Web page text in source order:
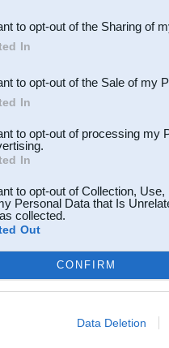
Participants
to opt-out of the Sharing of
In
to opt-out of the Sale of my
In
to opt-out of processing my
In
to opt-out of Collection,
Personal Data that Is
collected.
Out
CONFIRM
Data Deletion